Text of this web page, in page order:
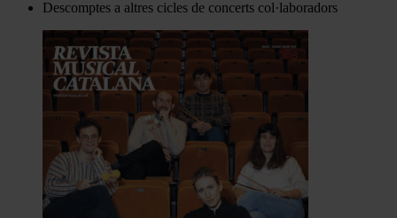
Descomptes a altres cicles de concerts col·laboradors